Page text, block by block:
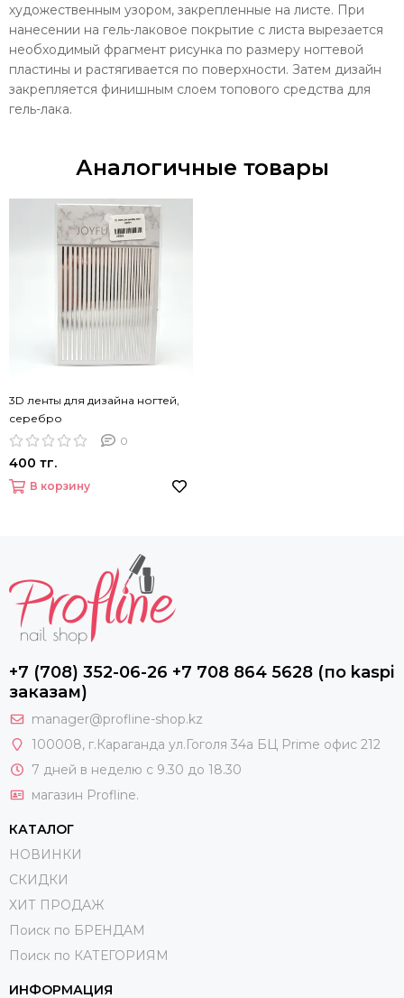
художественным узором, закрепленные на листе. При
нанесении на гель-лаковое покрытие с листа вырезается
необходимый фрагмент рисунка по размеру ногтевой
пластины и растягивается по поверхности. Затем дизайн
закрепляется финишным слоем топового средства для
гель-лака.
Аналогичные товары
3D ленты для дизайна ногтей,
серебро
0
400 тг.
В корзину
+7 (708) 352-06-26 +7 708 864 5628 (по kaspi
заказам)
manager@profline-shop.kz
100008, г.Караганда ул.Гоголя 34а БЦ Prime офис 212
7 дней в неделю с 9.30 до 18.30
магазин Profline.
КАТАЛОГ
НОВИНКИ
СКИДКИ
ХИТ ПРОДАЖ
Поиск по БРЕНДАМ
Поиск по КАТЕГОРИЯМ
ИНФОРМАЦИЯ